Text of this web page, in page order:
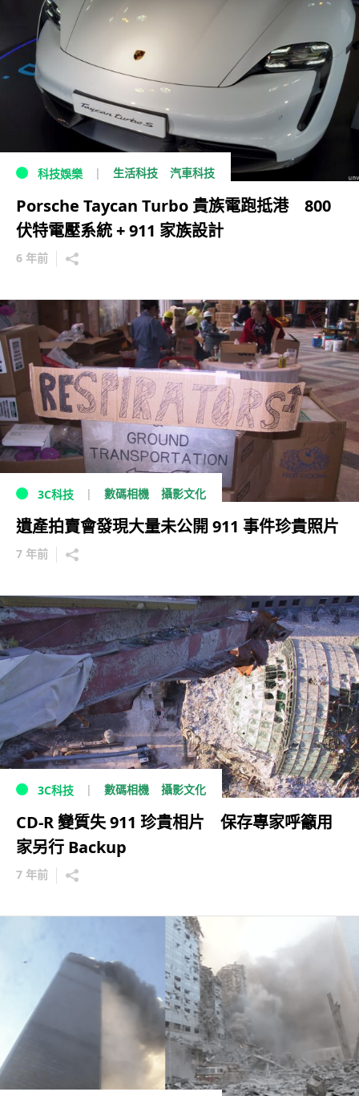
科技娛樂 生活科技 汽車科技
Porsche Taycan Turbo 貴族電跑抵港 800
伏特電壓系統 + 911 家族設計
6 年前
3C科技 數碼相機 攝影文化
遺產拍賣會發現大量未公開 911 事件珍貴照片
7 年前
3C科技 數碼相機 攝影文化
CD-R 變質失 911 珍貴相片 保存專家呼籲用
家另行 Backup
7 年前